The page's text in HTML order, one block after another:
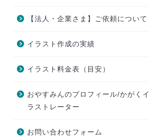
【法人・企業さま】ご依頼について
イラスト作成の実績
イラスト料金表（目安）
おやすみんのプロフィール/かがくイ
ラストレーター
お問い合わせフォーム